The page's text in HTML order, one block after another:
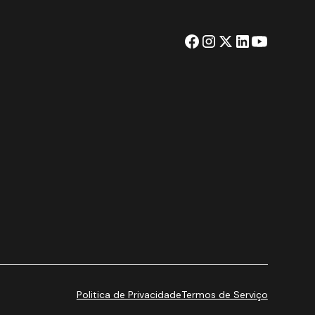
Politica de PrivacidadeTermos de Serviço